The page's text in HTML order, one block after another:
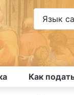
Язык
Как